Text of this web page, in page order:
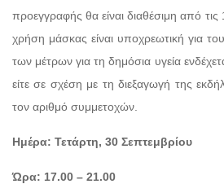
προεγγραφής θα είναι διαθέσιμη από
χρήση μάσκας είναι υποχρεωτική για
των μέτρων για τη δημόσια υγεία
είτε σε σχέση με τη διεξαγωγή της
τον αριθμό συμμετοχών.
Ημέρα: Τετάρτη, 30 Σεπτεμβρίου
Ώρα: 17.00 – 21.00